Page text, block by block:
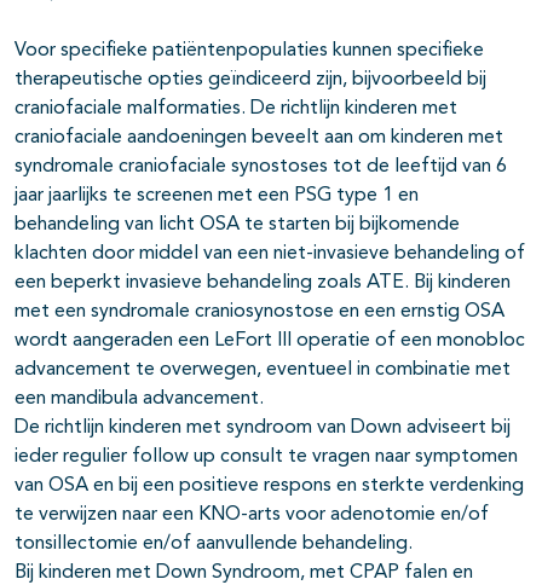
Voor specifieke patiëntenpopulaties kunnen specifieke
therapeutische opties geïndiceerd zijn, bijvoorbeeld bij
craniofaciale malformaties. De richtlijn kinderen met
craniofaciale aandoeningen beveelt aan om kinderen met
syndromale craniofaciale synostoses tot de leeftijd van 6
jaar jaarlijks te screenen met een PSG type 1 en
behandeling van licht OSA te starten bij bijkomende
klachten door middel van een niet-invasieve behandeling of
een beperkt invasieve behandeling zoals ATE. Bij kinderen
met een syndromale craniosynostose en een ernstig OSA
wordt aangeraden een LeFort III operatie of een monobloc
advancement te overwegen, eventueel in combinatie met
een mandibula advancement.
De richtlijn kinderen met syndroom van Down adviseert bij
ieder regulier follow up consult te vragen naar symptomen
van OSA en bij een positieve respons en sterkte verdenking
te verwijzen naar een KNO-arts voor adenotomie en/of
tonsillectomie en/of aanvullende behandeling.
Bij kinderen met Down Syndroom, met CPAP falen en